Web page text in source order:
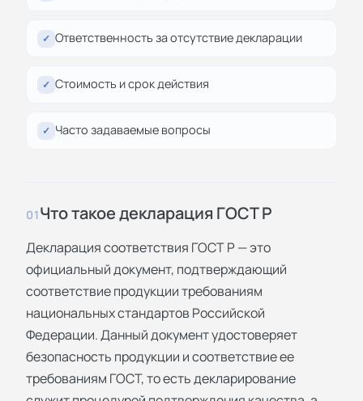
✓ Ответственность за отсутствие декларации
✓ Стоимость и срок действия
✓ Часто задаваемые вопросы
01Что такое декларация ГОСТ Р
Декларация соответствия ГОСТ Р — это
официальный документ, подтверждающий
соответствие продукции требованиям
национальных стандартов Российской
Федерации. Данный документ удостоверяет
безопасность продукции и соответствие ее
требованиям ГОСТ, то есть декларирование